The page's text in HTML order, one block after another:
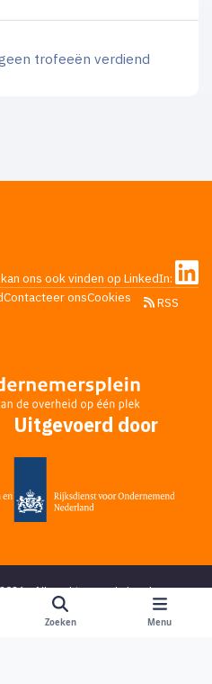
trofeeën verdiend
ons ook vinden op LinkedIn:
Contacteer onsCookies RSS
Uitgevoerd door
- Alle rechten voorbehouden -
&DoReply
en bedacht door
Zoeken Menu